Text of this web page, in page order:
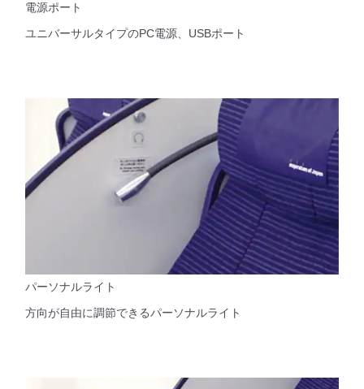
電源ポート
ユニバーサルタイプのPC電源、USBポート
パーソナルライト
方向が自由に調節できるパーソナルライト